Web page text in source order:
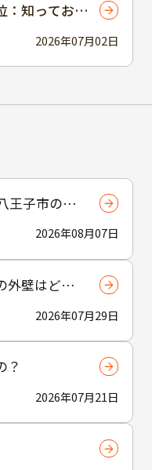
王子市の外
サイン・
2026年08月07日
外壁はど
「塗れな
2026年07月29日
？
2026年07月21日
2026年07月02日
：知っておき
割図鑑